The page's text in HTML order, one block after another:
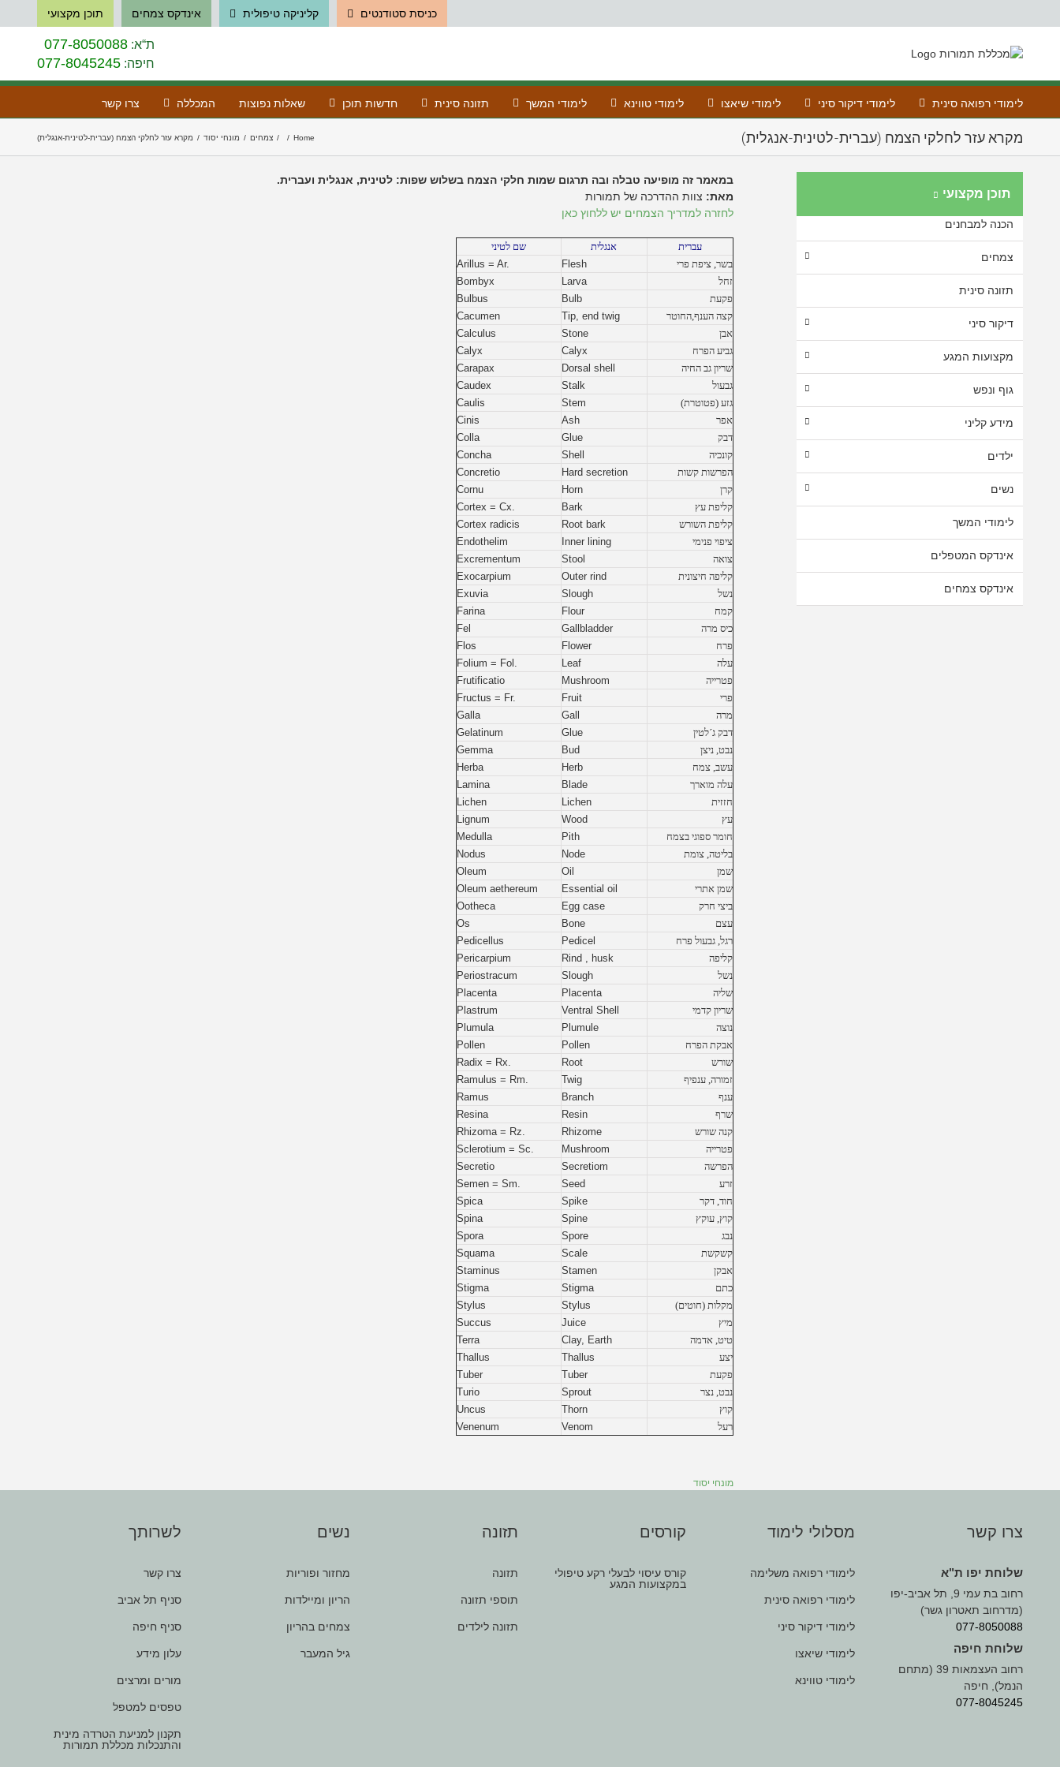
כניסת סטודנטים קליניקה טיפולית אינדקס צמחים תוכן מקצועי
ת“א: 077-8050088
חיפה: 077-8045245
לימודי רפואה סינית לימודי דיקור סיני לימודי שיאצו לימודי טווינא לימודי המשך תזונה סינית חדשות תוכן שאלות נפוצות המכללה צרו קשר
מקרא עזר לחלקי הצמח (עברית-לטינית-אנגלית) Home
/
/ צמחים / מונחי יסוד / מקרא עזר לחלקי הצמח (עברית-לטינית-אנגלית)
במאמר זה מופיעה טבלה ובה תרגום שמות חלקי הצמח בשלוש שפות: לטינית, אנגלית ועברית.
מאת: צוות ההדרכה של תמורות
לחזרה למדריך הצמחים יש ללחוץ כאן
שם לטיני אנגלית
עברית
Arillus = Ar.
Flesh
בשר, ציפת פרי
Bombyx
Larva
זחל
Bulbus
Bulb
פקעת
Cacumen
Tip, end twig
קצה הענף,החוטר
Calculus
Stone
אבן
Calyx
Calyx
גביע הפרח
Carapax
Dorsal shell
שריון גב החיה
Caudex
Stalk
גבעול
Caulis
Stem
גזע (פטוטרת)
Cinis
Ash
אפר
Colla
Glue
דבק
Concha
Shell
קונכיה
Concretio
Hard secretion
הפרשות קשות
Cornu
Horn
קרן
Cortex = Cx.
Bark
קליפת עץ
Cortex radicis
Root bark
קליפת השורש
Endothelim
Inner lining
ציפוי פנימי
Excrementum
Stool
צואה
Exocarpium
Outer rind
קליפה חיצונית
Exuvia
Slough
נשל
Farina
Flour
קמח
Fel
Gallbladder
כיס מרה
Flos
Flower
פרח
Folium = Fol.
Leaf
עלה
Frutificatio
Mushroom
פטרייה
Fructus = Fr.
Fruit
פרי
Galla
Gall
מרה
Gelatinum
Glue
דבק ג´לטין
Gemma
Bud
נבט, ניצן
Herba
Herb
עשב, צמח
Lamina
Blade
עלה מוארך
Lichen
Lichen
חזזית
Lignum
Wood
עץ
Medulla
Pith
חומר ספוגי בצמח
Nodus
Node
בליטה, צומת
Oleum
Oil
שמן
Oleum aethereum
Essential oil
שמן אתרי
Ootheca
Egg case
ביצי חרק
Os
Bone
עצם
Pedicellus
Pedicel
רגל, גבעול פרח
Pericarpium
Rind , husk
קליפה
Periostracum
Slough
נשל
Placenta
Placenta
שליה
Plastrum
Ventral Shell
שריון קדמי
Plumula
Plumule
נוצה
Pollen
Pollen
אבקת הפרח
Radix = Rx.
Root
שורש
Ramulus = Rm.
Twig
זמורה, ענפיף
Ramus
Branch
ענף
Resina
Resin
שרף
Rhizoma = Rz.
Rhizome
קנה שורש
Sclerotium = Sc.
Mushroom
פטרייה
Secretio
Secretiom
הפרשה
Semen = Sm.
Seed
זרע
Spica
Spike
חוד, דקר
Spina
Spine
קוץ, עוקץ
Spora
Spore
נבג
Squama
Scale
קשקשת
Staminus
Stamen
אבקן
Stigma
Stigma
כתם
Stylus
Stylus
מקלות (חוטים)
Succus
Juice
מיץ
Terra
Clay, Earth
טיט, אדמה
Thallus
Thallus
יצע
Tuber
Tuber
פקעת
Turio
Sprout
נבט, נצר
Uncus
Thorn
קוץ
Venenum
Venom רעל
מונחי יסוד
תוכן מקצועי
הכנה למבחנים
צמחים
תזונה סינית
דיקור סיני
מקצועות המגע
גוף ונפש
מידע קליני
ילדים
נשים
לימודי המשך
אינדקס המטפלים
אינדקס צמחים
צרו קשר
שלוחת יפו ת"א
רחוב בת עמי 9, תל אביב-יפו
(מדרחוב תאטרון גשר)
077-8050088
שלוחת חיפה
רחוב העצמאות 39 (מתחם
הנמל), חיפה
077-8045245
מסלולי לימוד
לימודי רפואה משלימה
לימודי רפואה סינית
לימודי דיקור סיני
לימודי שיאצו
לימודי טווינא
קורסים
קורס עיסוי לבעלי רקע טיפולי
במקצועות המגע
תזונה
תזונה
תוספי תזונה
תזונה לילדים
נשים
מחזור ופוריות
הריון ומיילדות
צמחים בהריון
גיל המעבר
לשרותך
צרו קשר
סניף תל אביב
סניף חיפה
עלון מידע
מורים ומרצים
טפסים למטפל
תקנון למניעת הטרדה מינית
והתנכלות מכללת תמורות